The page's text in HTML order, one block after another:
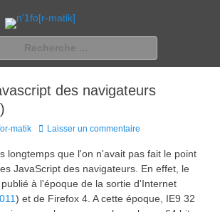
n'1fo[r-matik]
d'infos en info…
des navigateurs
matik Laisser un commentaire
longtemps que l'on n'avait pas fait le point
JavaScript des navigateurs. En effet, le
à l'époque de la sortie d'Internet
) et de Firefox 4. A cette époque, IE9 32